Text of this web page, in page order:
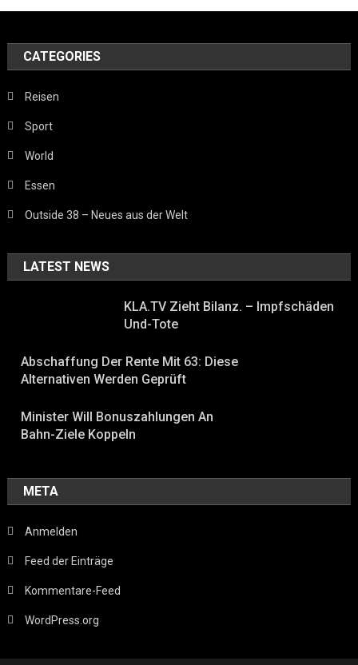
CATEGORIES
Reisen
Sport
World
Essen
Outside 38 – Neues aus der Welt
LATEST NEWS
KLA.TV Zieht Bilanz. – Impfschäden
Und-Tote
Abschaffung Der Rente Mit 63: Diese
Alternativen Werden Geprüft
Minister Will Bonuszahlungen An
Bahn-Ziele Koppeln
META
Anmelden
Feed der Einträge
Kommentare-Feed
WordPress.org